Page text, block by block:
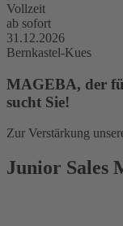
Vollzeit
ab sofort
31.12.2026
Bernkastel-Kues
MAGEBA, der
sucht Sie!
Zur Verstärkung
Junior Sales